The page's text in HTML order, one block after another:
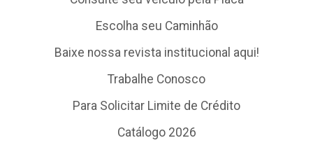
Escolha seu Caminhão
Baixe nossa revista institucional aqui!
Trabalhe Conosco
Para Solicitar Limite de Crédito
Catálogo 2026